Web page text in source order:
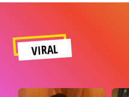
VIRAL